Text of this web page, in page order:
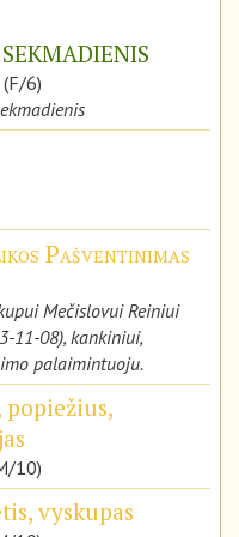
6)
Pašventinimas
Mečislovui Reiniui
11-08), kankiniui,
palaimintuoju.
popiežius,
10)
vyskupas